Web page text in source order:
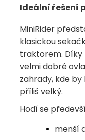
Ideální řešení
MiniRider
klasickou
traktorem.
velmi dobré
zahrady, kde
příliš velký.
Hodí se
menší